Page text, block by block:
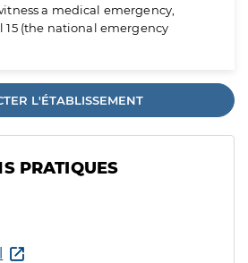
a medical emergency,
(the national emergency
L'ÉTABLISSEMENT
PRATIQUES